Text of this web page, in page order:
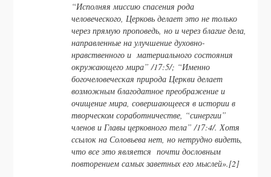
“Исполняя миссию спасения рода
человеческого, Церковь делает это не только
через прямую проповедь, но и через благие дела,
направленные на улучшение духовно-
нравственного и материального состояния
окружающего мира” /17:5/; “Именно
богочеловеческая природа Церкви делает
возможным благодатное преображение и
очищение мира, совершающееся в истории в
творческом соработничестве, “синергии”
членов и Главы церковного тела” /17:4/. Хотя
ссылок на Соловьева нет, но нетрудно видеть,
что все это является почти дословным
повторением самых заветных его мыслей».[2]